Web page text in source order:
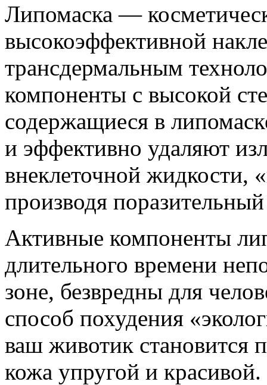
Липомаска —
высокоэффективной
трансдермальным
компоненты с высокой
содержащиеся в
и эффективно удаляют
внеклеточной жидкости,
производя
Активные компоненты
длительного времени
зоне, безвредны для
способ похудения
ваш животик становится
кожа упругой и красивой.